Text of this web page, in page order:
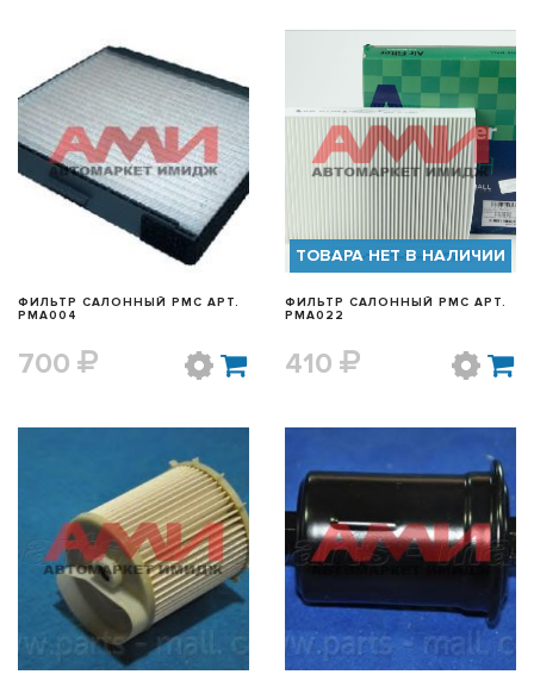
БЫСТРЫЙ ПРОСМОТР
ФИЛЬТР САЛОННЫЙ PMC АРТ.
PMA004
700
БЫСТРЫЙ ПРОСМОТР
ТОВАРА НЕТ В НАЛИЧИИ
ФИЛЬТР САЛОННЫЙ PMC АРТ.
PMA022
410
БЫСТРЫЙ ПРОСМОТР БЫСТРЫЙ ПРОСМОТР